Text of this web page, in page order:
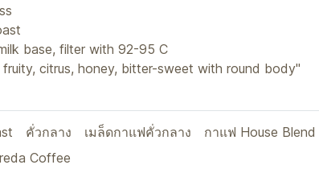
base, filter with 92-95 C
citrus, honey, bitter-sweet with round body"
คั่วกลาง เมล็ดกาแฟคั่วกลาง กาแฟ House Blend
Coffee